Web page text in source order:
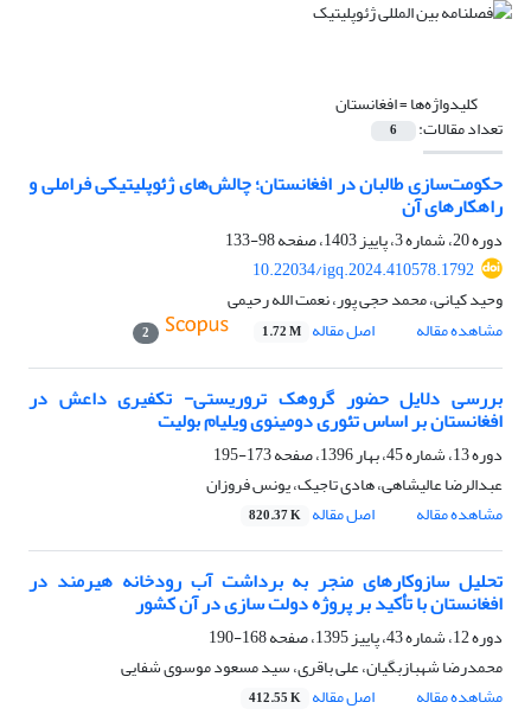
کلیدواژه‌ها =افغانستان
تعداد مقالات: 6
حکومت‌سازی طالبان در افغانستان؛ چالش‌های ژئوپلیتیکی فراملی و
راهکارهای آن
دوره 20، شماره 3، پاییز 1403، صفحه
98-133
10.22034/igq.2024.410578.1792
وحید کیانی، محمد حجی پور، نعمت الله رحیمی
مشاهده مقاله
اصل مقاله 1.72 M
2
بررسی دلایل حضور گروهک تروریستی- تکفیری داعش در
افغانستان بر اساس تئوری دومینوی ویلیام بولیت
دوره 13، شماره 45، بهار 1396، صفحه
173-195
عبدالرضا عالیشاهی، هادی تاجیک، یونس فروزان
مشاهده مقاله
اصل مقاله 820.37 K
تحلیل سازوکارهای منجر به برداشت آب رودخانه هیرمند در
افغانستان با تأکید بر پروژه دولت سازی در آن کشور
دوره 12، شماره 43، پاییز 1395، صفحه
168-190
محمدرضا شهبازبگیان، علی باقری، سید مسعود موسوی شفایی
مشاهده مقاله
اصل مقاله 412.55 K